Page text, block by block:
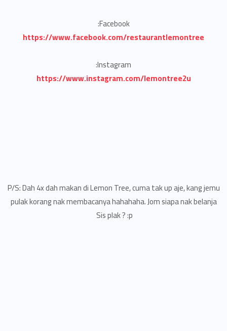
Facebook:
https://www.facebook.com/restaurantlemontree
Instagram:
https://www.instagram.com/lemontree2u
P/S: Dah 4x dah makan di Lemon Tree, cuma tak up aje, kang jemu
pulak korang nak membacanya hahahaha. Jom siapa nak belanja
Sis plak ? :p